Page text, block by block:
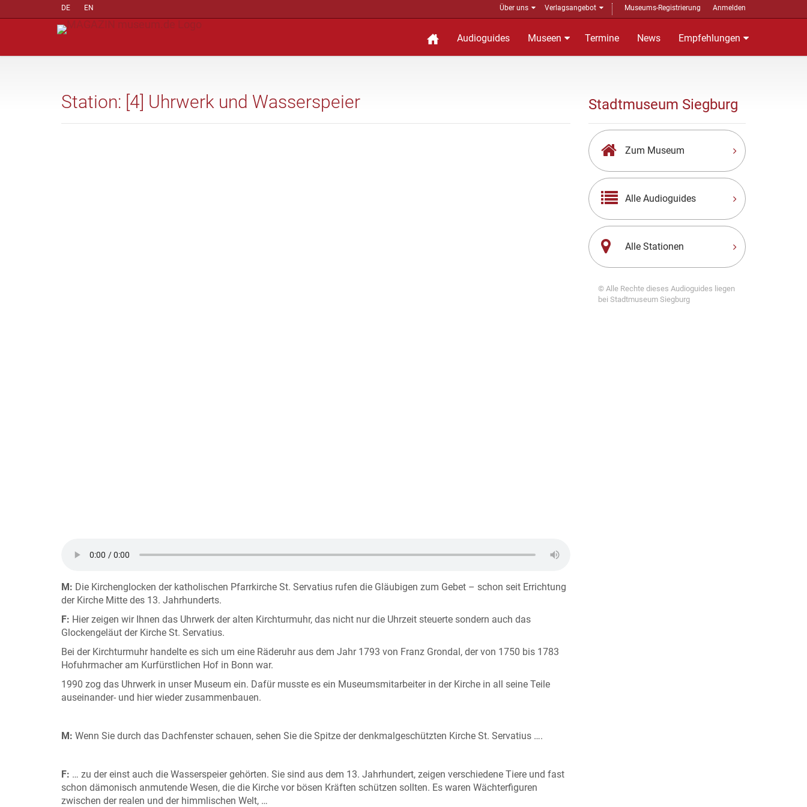
DE EN Über uns Verlagsangebot Museums-Registrierung Anmelden
Audioguides Museen Termine News Empfehlungen
Station: [4] Uhrwerk und Wasserspeier
M: Die Kirchenglocken der katholischen Pfarrkirche St. Servatius rufen die Gläubigen zum Gebet – schon seit Errichtung
der Kirche Mitte des 13. Jahrhunderts.
F: Hier zeigen wir Ihnen das Uhrwerk der alten Kirchturmuhr, das nicht nur die Uhrzeit steuerte sondern auch das
Glockengeläut der Kirche St. Servatius.
Bei der Kirchturmuhr handelte es sich um eine Räderuhr aus dem Jahr 1793 von Franz Grondal, der von 1750 bis 1783
Hofuhrmacher am Kurfürstlichen Hof in Bonn war.
1990 zog das Uhrwerk in unser Museum ein. Dafür musste es ein Museumsmitarbeiter in der Kirche in all seine Teile
auseinander- und hier wieder zusammenbauen.
M: Wenn Sie durch das Dachfenster schauen, sehen Sie die Spitze der denkmalgeschützten Kirche St. Servatius ….
F: … zu der einst auch die Wasserspeier gehörten. Sie sind aus dem 13. Jahrhundert, zeigen verschiedene Tiere und fast
schon dämonisch anmutende Wesen, die die Kirche vor bösen Kräften schützen sollten. Es waren Wächterfiguren
zwischen der realen und der himmlischen Welt, …
Stadtmuseum Siegburg
Zum Museum
Alle Audioguides
Alle Stationen
© Alle Rechte dieses Audioguides liegen
bei Stadtmuseum Siegburg